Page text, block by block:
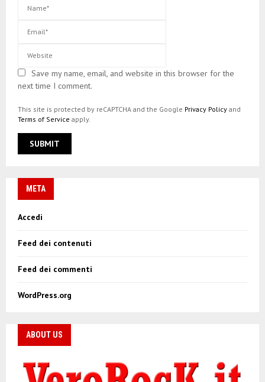
Save my name, email, and website in this browser for the
next time I comment.
This site is protected by reCAPTCHA and the Google Privacy Policy and
Terms of Service apply.
META
Accedi
Feed dei contenuti
Feed dei commenti
WordPress.org
ABOUT US